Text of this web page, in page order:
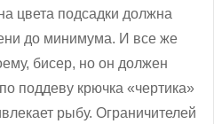
цвета подсадки должна
до минимума. И все же
бисер, но он должен
поддеву крючка «чертика»
рыбу. Ограничителей